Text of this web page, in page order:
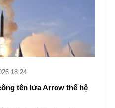
18:24
tên lửa Arrow thế hệ